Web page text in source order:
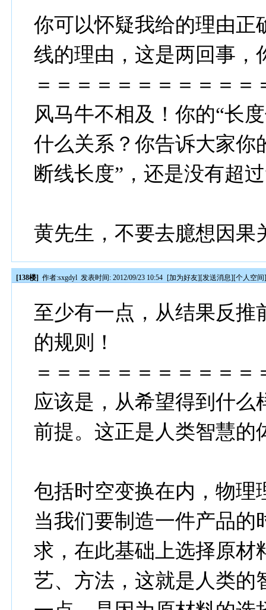
你可以怀疑我给的理由正
线的理由，这是两回事，
＝＝＝＝＝＝＝＝＝＝
风马牛不相及！你的“长
什么关系？你告诉大家你
断线长度”，还是没有超
黄先生，不要去臆想因果
[138楼] 作者:sxgdyl 发表时间: 2012/09/23 10:54 [加为好友][发送消息][个人空间
至少有一点，从结果反推
的规则！
＝＝＝＝＝＝＝＝＝＝＝
应该是，从希望得到什么
前提。这正是人类智慧的
包括时空变换在内，物理
当我们要制造一件产品
求，在此基础上选择原材
艺、方法，这就是人类的